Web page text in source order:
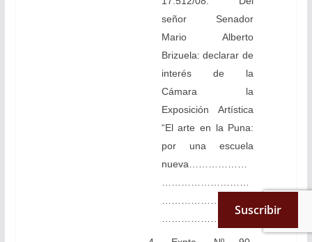
señor Senador
Mario Alberto
Brizuela: declarar de
interés de la
Cámara la
Exposición Artística
“El arte en la Puna:
por una escuela
nueva………………
………………………
………………………
………………………
Suscribir